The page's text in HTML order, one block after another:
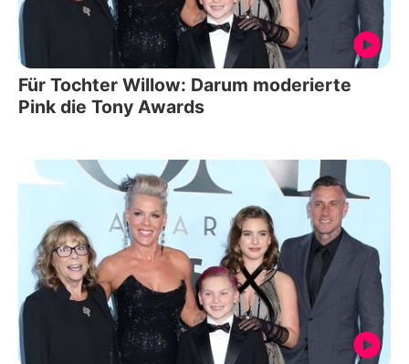
Für Tochter Willow: Darum moderierte
Pink die Tony Awards